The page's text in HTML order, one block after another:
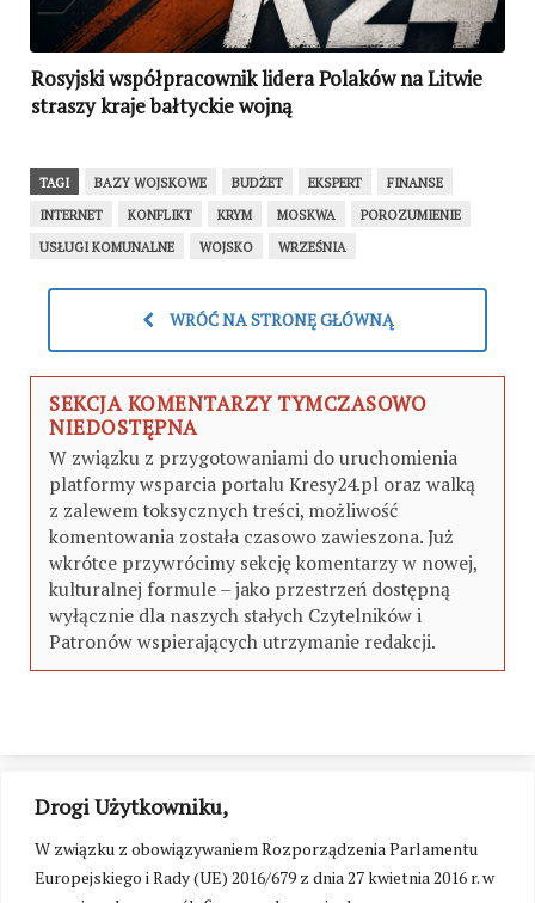
Drogi Użytkowniku,
W związku z obowiązywaniem Rozporządzenia Parlamentu
Europejskiego i Rady (UE) 2016/679 z dnia 27 kwietnia 2016 r. w
Rosyjski współpracownik lidera Polaków na Litwie
straszy kraje bałtyckie wojną
TAGI BAZY WOJSKOWE BUDŻET EKSPERT
FINANSE
INTERNET
KONFLIKT KRYM MOSKWA
POROZUMIENIE
USŁUGI KOMUNALNE
WOJSKO WRZEŚNIA
WRÓĆ NA STRONĘ GŁÓWNĄ
SEKCJA KOMENTARZY TYMCZASOWO
NIEDOSTĘPNA
W związku z przygotowaniami do uruchomienia
platformy wsparcia portalu Kresy24.pl oraz walką
z zalewem toksycznych treści, możliwość
komentowania została czasowo zawieszona. Już
wkrótce przywrócimy sekcję komentarzy w nowej,
kulturalnej formule – jako przestrzeń dostępną
wyłącznie dla naszych stałych Czytelników i
Patronów wspierających utrzymanie redakcji.